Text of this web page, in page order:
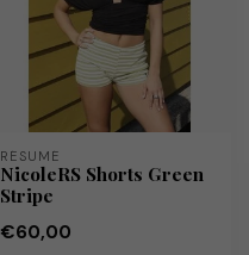
RÉSUMÉ
NicoleRS Shorts Green
Stripe
€60,00